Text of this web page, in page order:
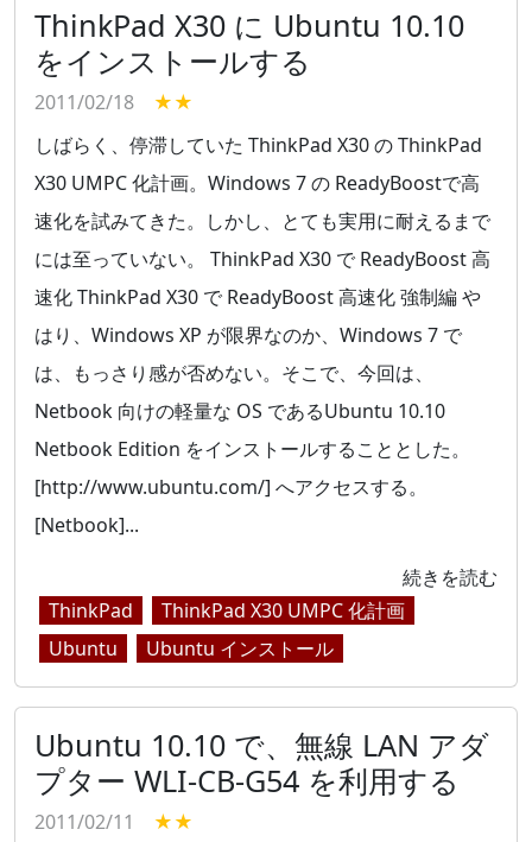
ThinkPad X30 に Ubuntu 10.10
をインストールする
2011/02/18
★★
しばらく、停滞していた ThinkPad X30 の ThinkPad
X30 UMPC 化計画。Windows 7 の ReadyBoostで高
速化を試みてきた。しかし、とても実用に耐えるまで
には至っていない。 ThinkPad X30 で ReadyBoost 高
速化 ThinkPad X30 で ReadyBoost 高速化 強制編 や
はり、Windows XP が限界なのか、Windows 7 で
は、もっさり感が否めない。そこで、今回は、
Netbook 向けの軽量な OS であるUbuntu 10.10
Netbook Edition をインストールすることとした。
[http://www.ubuntu.com/] へアクセスする。
[Netbook]...
続きを読む
ThinkPad
ThinkPad X30 UMPC 化計画
Ubuntu
Ubuntu インストール
Ubuntu 10.10 で、無線 LAN アダ
プター WLI-CB-G54 を利用する
2011/02/11
★★